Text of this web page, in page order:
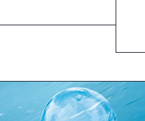
Auftragen des